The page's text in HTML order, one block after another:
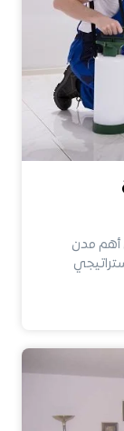
أهم مدن